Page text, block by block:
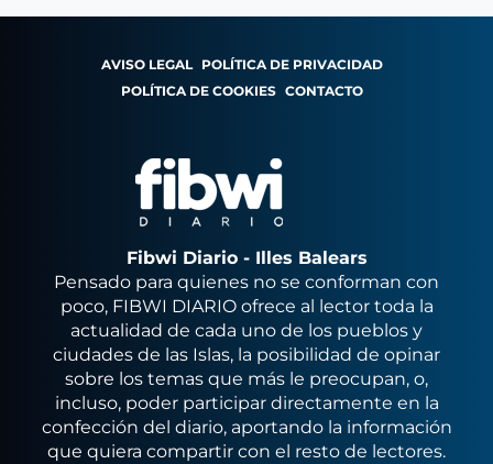
AVISO LEGAL POLÍTICA DE PRIVACIDAD
POLÍTICA DE COOKIES CONTACTO
Fibwi Diario - Illes Balears
Pensado para quienes no se conforman con
poco, FIBWI DIARIO ofrece al lector toda la
actualidad de cada uno de los pueblos y
ciudades de las Islas, la posibilidad de opinar
sobre los temas que más le preocupan, o,
incluso, poder participar directamente en la
confección del diario, aportando la información
que quiera compartir con el resto de lectores.